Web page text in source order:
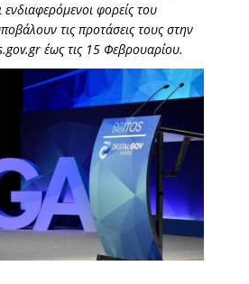
φορείς του
τις προτάσεις τους στην
έως τις 15 Φεβρουαρίου.